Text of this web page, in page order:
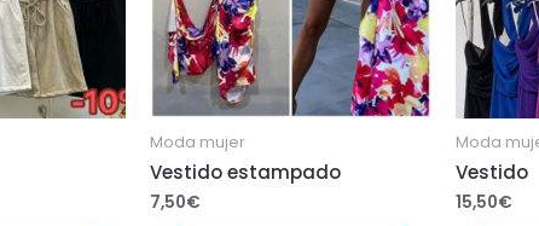
Moda mujer
Vestido estampado
7,50€
Moda
Vestido
15,50€